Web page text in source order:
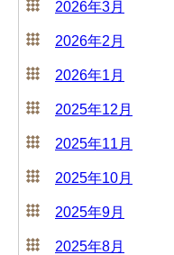
2026年3月
2026年2月
2026年1月
2025年12月
2025年11月
2025年10月
2025年9月
2025年8月